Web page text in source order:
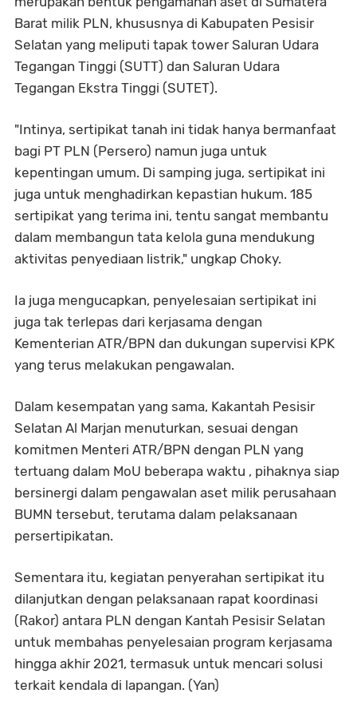
Barat milik PLN, khususnya di Kabupaten Pesisir
Selatan yang meliputi tapak tower Saluran Udara
Tegangan Tinggi (SUTT) dan Saluran Udara
Tegangan Ekstra Tinggi (SUTET).
"Intinya, sertipikat tanah ini tidak hanya bermanfaat
bagi PT PLN (Persero) namun juga untuk
kepentingan umum. Di samping juga, sertipikat ini
juga untuk menghadirkan kepastian hukum. 185
sertipikat yang terima ini, tentu sangat membantu
dalam membangun tata kelola guna mendukung
aktivitas penyediaan listrik," ungkap Choky.
Ia juga mengucapkan, penyelesaian sertipikat ini
juga tak terlepas dari kerjasama dengan
Kementerian ATR/BPN dan dukungan supervisi KPK
yang terus melakukan pengawalan.
Dalam kesempatan yang sama, Kakantah Pesisir
Selatan Al Marjan menuturkan, sesuai dengan
komitmen Menteri ATR/BPN dengan PLN yang
tertuang dalam MoU beberapa waktu , pihaknya siap
bersinergi dalam pengawalan aset milik perusahaan
BUMN tersebut, terutama dalam pelaksanaan
persertipikatan.
Sementara itu, kegiatan penyerahan sertipikat itu
dilanjutkan dengan pelaksanaan rapat koordinasi
(Rakor) antara PLN dengan Kantah Pesisir Selatan
untuk membahas penyelesaian program kerjasama
hingga akhir 2021, termasuk untuk mencari solusi
terkait kendala di lapangan. (Yan)